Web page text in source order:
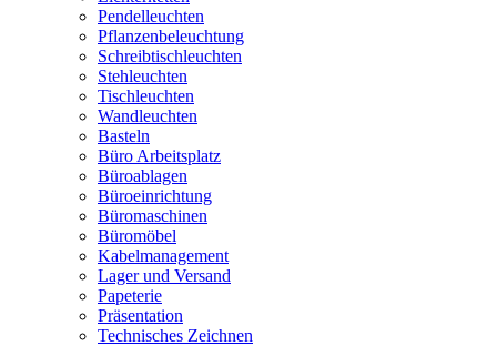
Pendelleuchten
Pflanzenbeleuchtung
Schreibtischleuchten
Stehleuchten
Tischleuchten
Wandleuchten
Basteln
Büro Arbeitsplatz
Büroablagen
Büroeinrichtung
Büromaschinen
Büromöbel
Kabelmanagement
Lager und Versand
Papeterie
Präsentation
Technisches Zeichnen